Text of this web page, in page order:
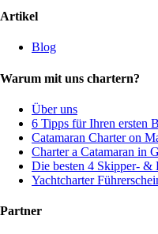
Artikel
Blog
Warum mit uns chartern?
Über uns
6 Tipps für Ihren ersten
Catamaran Charter on
Charter a Catamaran in
Die besten 4 Skipper- &
Yachtcharter
Partner